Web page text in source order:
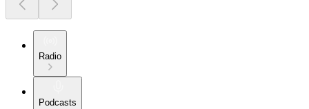
Radio
Podcasts